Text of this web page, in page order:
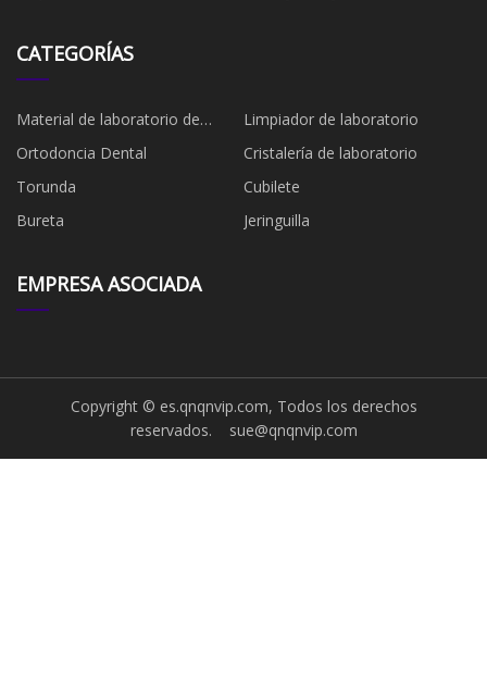
CATEGORÍAS
Material de laboratorio de
plástico
Limpiador de laboratorio
Ortodoncia Dental
Cristalería de laboratorio
Torunda
Cubilete
Bureta
Jeringuilla
EMPRESA ASOCIADA
Copyright © es.qnqnvip.com, Todos los derechos
reservados. sue@qnqnvip.com